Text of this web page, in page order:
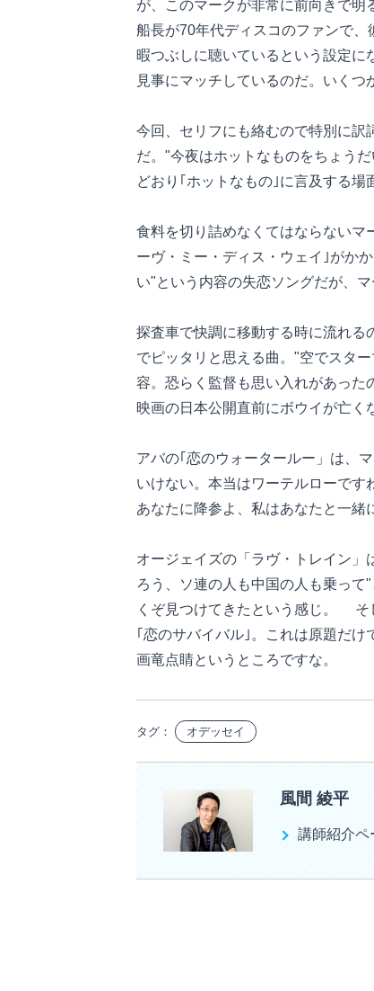
が、このマークが非常に前向きで
船長が70年代ディスコのファンで、
暇つぶしに聴いているという設定に
見事にマッチしているのだ。いくつ
今回、セリフにも絡むので特別に訳
だ。"今夜はホットなものをちょう
どおり｢ホットなもの｣に言及する場
食料を切り詰めなくてはならないマ
ーヴ・ミー・ディス・ウェイ｣がか
い"という内容の失恋ソングだが、
探査車で快調に移動する時に流れる
でピッタリと思える曲。"空でスタ
容。恐らく監督も思い入れがあった
映画の日本公開直前にボウイが亡く
アバの｢恋のウォータールー」は、
いけない。本当はワーテルローです
あなたに降参よ、私はあなたと一緒
オージェイズの「ラヴ・トレイン
ろう、ソ連の人も中国の人も乗って
くぞ見つけてきたという感じ。 そ
｢恋のサバイバル｣。これは原題だ
画竜点睛というところですな。
タグ： オデッセイ
風間 綾平
講師紹介ペ